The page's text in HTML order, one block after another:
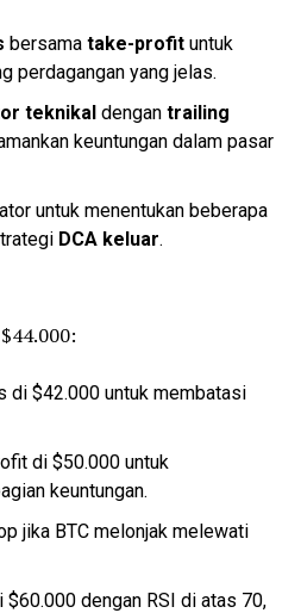
bersama take-profit untuk
perdagangan yang jelas.
teknikal dengan trailing
keuntungan dalam pasar
untuk menentukan beberapa
DCA keluar.
di $42.000 untuk membatasi
di $50.000 untuk
keuntungan.
jika BTC melonjak melewati
$60.000 dengan RSI di atas 70,